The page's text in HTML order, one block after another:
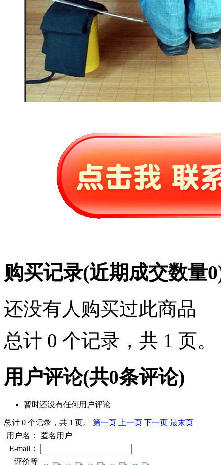
购买记录(近期成交数量0
还没有人购买过此商品
总计 0 个记录，共 1 页。
用户评论(共0条评论)
暂时还没有任何用户评论
总计 0 个记录，共 1 页。 第一页 上一页 下一页 最末页
用户名：
匿名用户
E-mail：
评价等